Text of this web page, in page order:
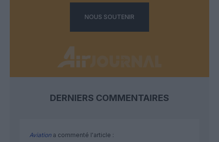
NOUS SOUTENIR
DERNIERS COMMENTAIRES
Aviation a commenté l'article :